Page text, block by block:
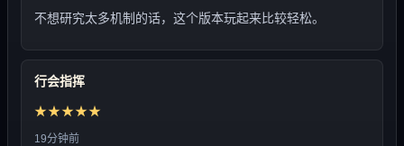
不想研究太多机制的话，这个版本玩起来比较轻松。
行会指挥
★★★★★
19分钟前